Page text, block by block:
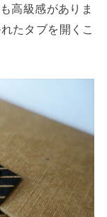
高級感がありま
たタブを開くこ